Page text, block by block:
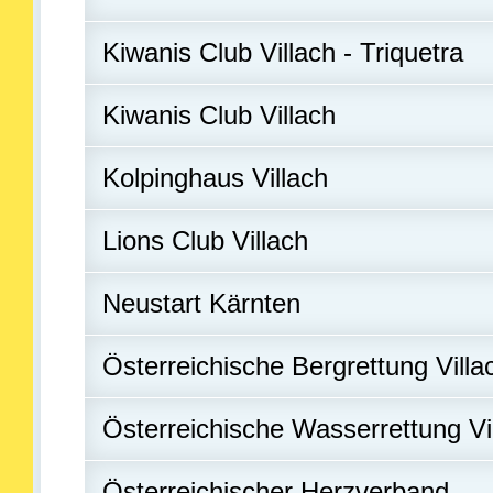
Kiwanis Club Villach - Triquetra
Kiwanis Club Villach
Kolpinghaus Villach
Lions Club Villach
Neustart Kärnten
Österreichische Bergrettung
Österreichische Wasserrettung